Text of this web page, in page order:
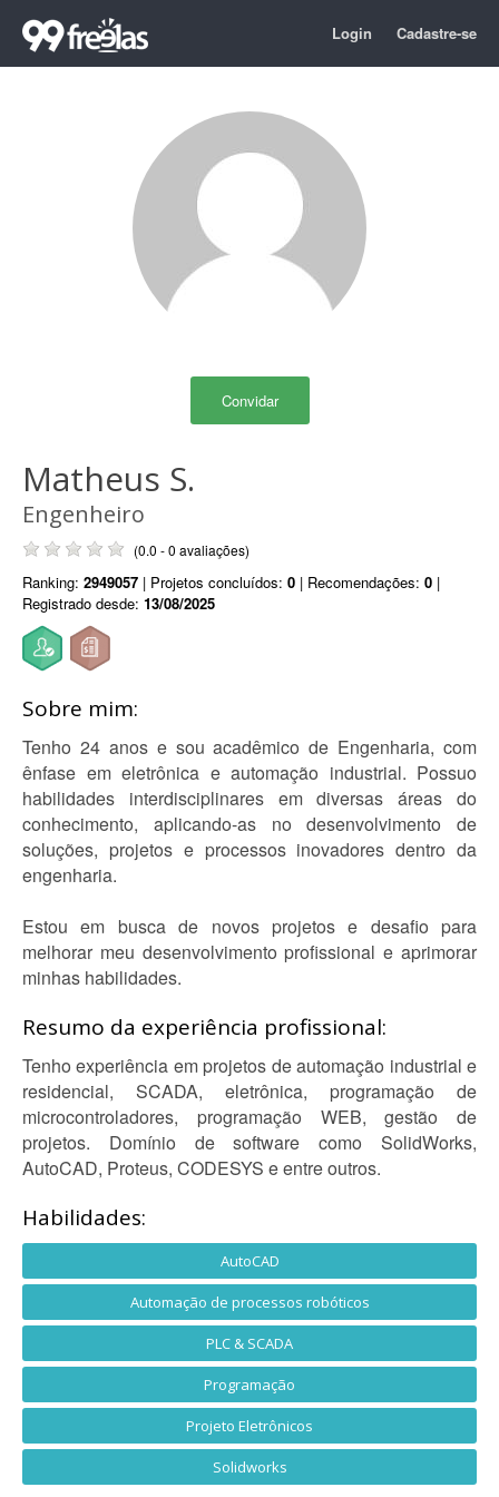
Login Cadastre-se
Convidar
Matheus S.
Engenheiro
(0.0 - 0 avaliações)
Ranking: 2949057 | Projetos concluídos: 0 | Recomendações: 0 |
Registrado desde: 13/08/2025
Sobre mim:
Tenho 24 anos e sou acadêmico de Engenharia, com
ênfase em eletrônica e automação industrial. Possuo
habilidades interdisciplinares em diversas áreas do
conhecimento, aplicando-as no desenvolvimento de
soluções, projetos e processos inovadores dentro da
engenharia.
Estou em busca de novos projetos e desafio para
melhorar meu desenvolvimento profissional e aprimorar
minhas habilidades.
Resumo da experiência profissional:
Tenho experiência em projetos de automação industrial e
residencial, SCADA, eletrônica, programação de
microcontroladores, programação WEB, gestão de
projetos. Domínio de software como SolidWorks,
AutoCAD, Proteus, CODESYS e entre outros.
Habilidades:
AutoCAD
Automação de processos robóticos
PLC & SCADA
Programação
Projeto Eletrônicos
Solidworks